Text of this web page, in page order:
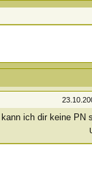
ich dir keine PN